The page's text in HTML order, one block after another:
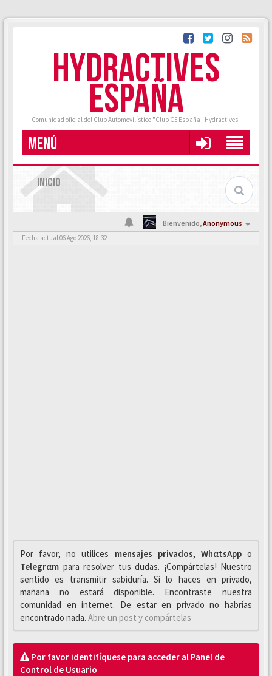
HYDRACTIVES
ESPAÑA
Comunidad oficial del Club Automovilístico "Club C5 España - Hydractives"
MENÚ
INICIO
Bienvenido,Anonymous
Fecha actual 06 Ago 2026, 18:32
Por favor, no utilices mensajes privados, WhαtsAppo
Telegrαm para resolver tus dudas. ¡Compártelas! Nuestro
sentido es transmitir sabiduría. Si lo haces en privado,
mañana no estará disponible. Encontraste nuestra
comunidad en internet. De estar en privado no habrías
encontrado nada. Abre un post y compártelas
Por favor identifíquese para acceder al Panel de
Control de Usuario